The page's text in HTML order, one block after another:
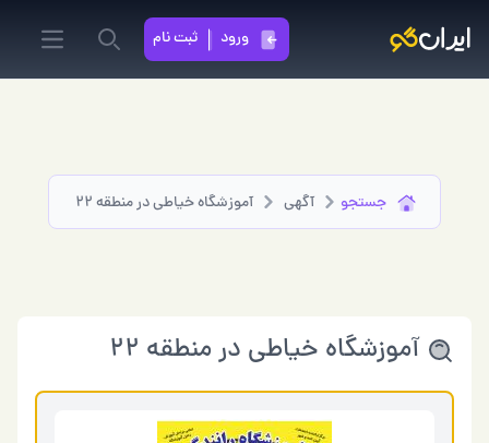
ورود
ثبت نام
menu
جستجو آگهی آموزشگاه خیاطی در منطقه 22
آموزشگاه خیاطی در منطقه 22